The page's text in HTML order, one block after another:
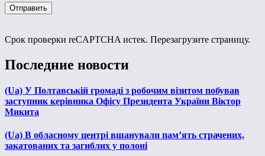
Срок проверки reCAPTCHA истек. Перезагрузите страницу.
Последние новости
(Ua) У Полтавській громаді з робочим візитом побував
заступник керівника Офісу Президента України Віктор
Микита
(Ua) В обласному центрі вшанували пам’ять страчених,
закатованих та загиблих у полоні